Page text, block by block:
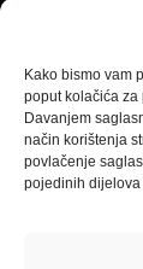
Kako bismo vam
poput kolačića
Davanjem
način korištenja
povlačenje
pojedinih